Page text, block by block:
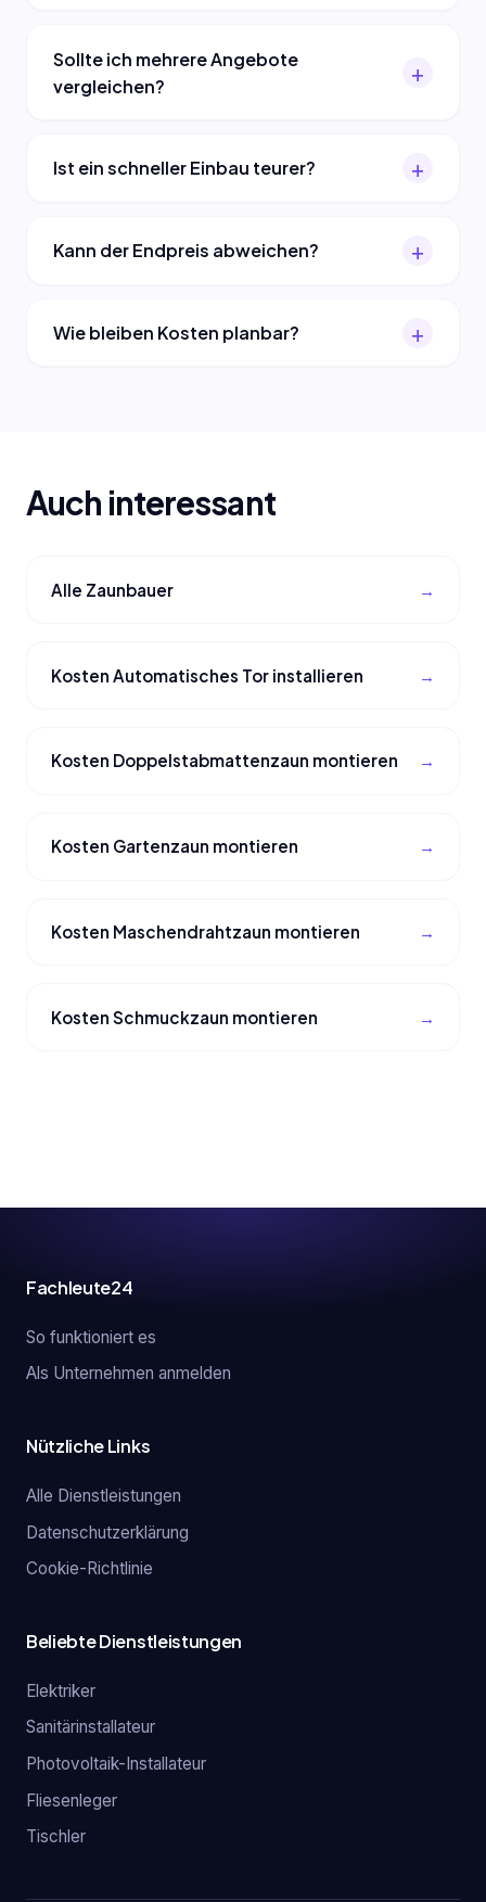
Sollte ich mehrere Angebote
vergleichen?
Ist ein schneller Einbau teurer?
Kann der Endpreis abweichen?
Wie bleiben Kosten planbar?
Auch interessant
Alle Zaunbauer
Kosten Automatisches Tor installieren
Kosten Doppelstabmattenzaun montieren
Kosten Gartenzaun montieren
Kosten Maschendrahtzaun montieren
Kosten Schmuckzaun montieren
Fachleute24
So funktioniert es
Als Unternehmen anmelden
Nützliche Links
Alle Dienstleistungen
Datenschutzerklärung
Cookie-Richtlinie
Beliebte Dienstleistungen
Elektriker
Sanitärinstallateur
Photovoltaik-Installateur
Fliesenleger
Tischler